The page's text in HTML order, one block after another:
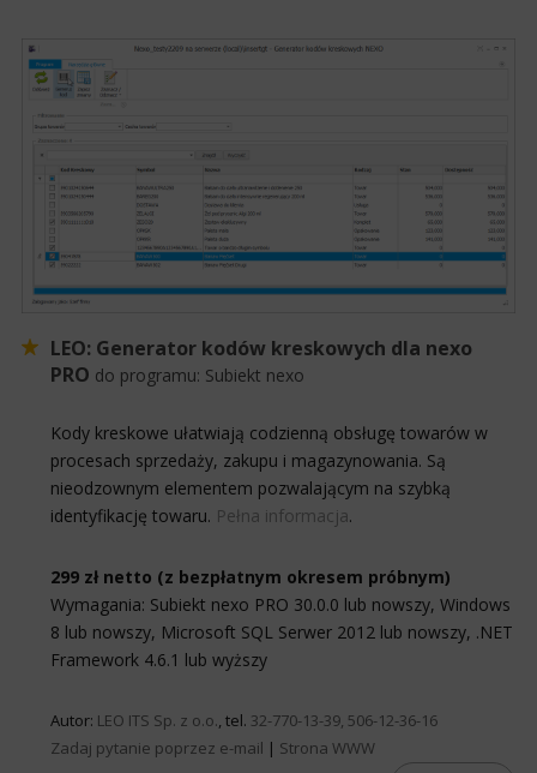
LEO: Generator kodów kreskowych dla nexo
PRO do programu: Subiekt nexo
Kody kreskowe ułatwiają codzienną obsługę towarów w
procesach sprzedaży, zakupu i magazynowania. Są
nieodzownym elementem pozwalającym na szybką
identyfikację towaru. Pełna informacja.
299 zł netto (z bezpłatnym okresem próbnym)
Wymagania: Subiekt nexo PRO 30.0.0 lub nowszy, Windows
8 lub nowszy, Microsoft SQL Serwer 2012 lub nowszy, .NET
Framework 4.6.1 lub wyższy
Autor: LEO ITS Sp. z o.o., tel. 32-770-13-39, 506-12-36-16
Zadaj pytanie poprzez e-mail | Strona WWW